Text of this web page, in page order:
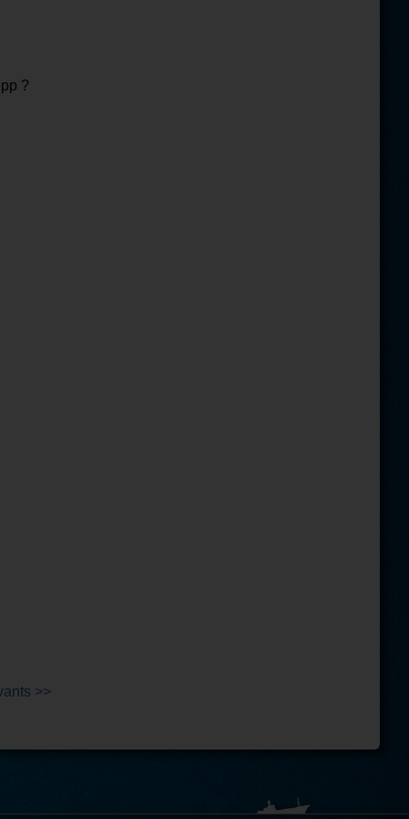
?
>>